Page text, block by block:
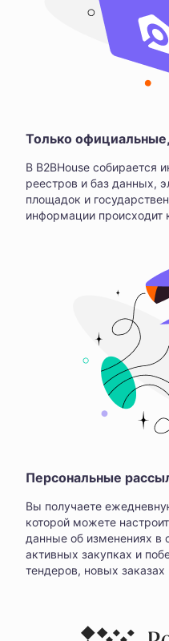
Только
В B2BHouse собирается
реестров и баз данных,
площадок и
информации происходит
Персональные
Вы получаете
которой можете
данные об изменениях в
активных закупках и
тендеров, новых